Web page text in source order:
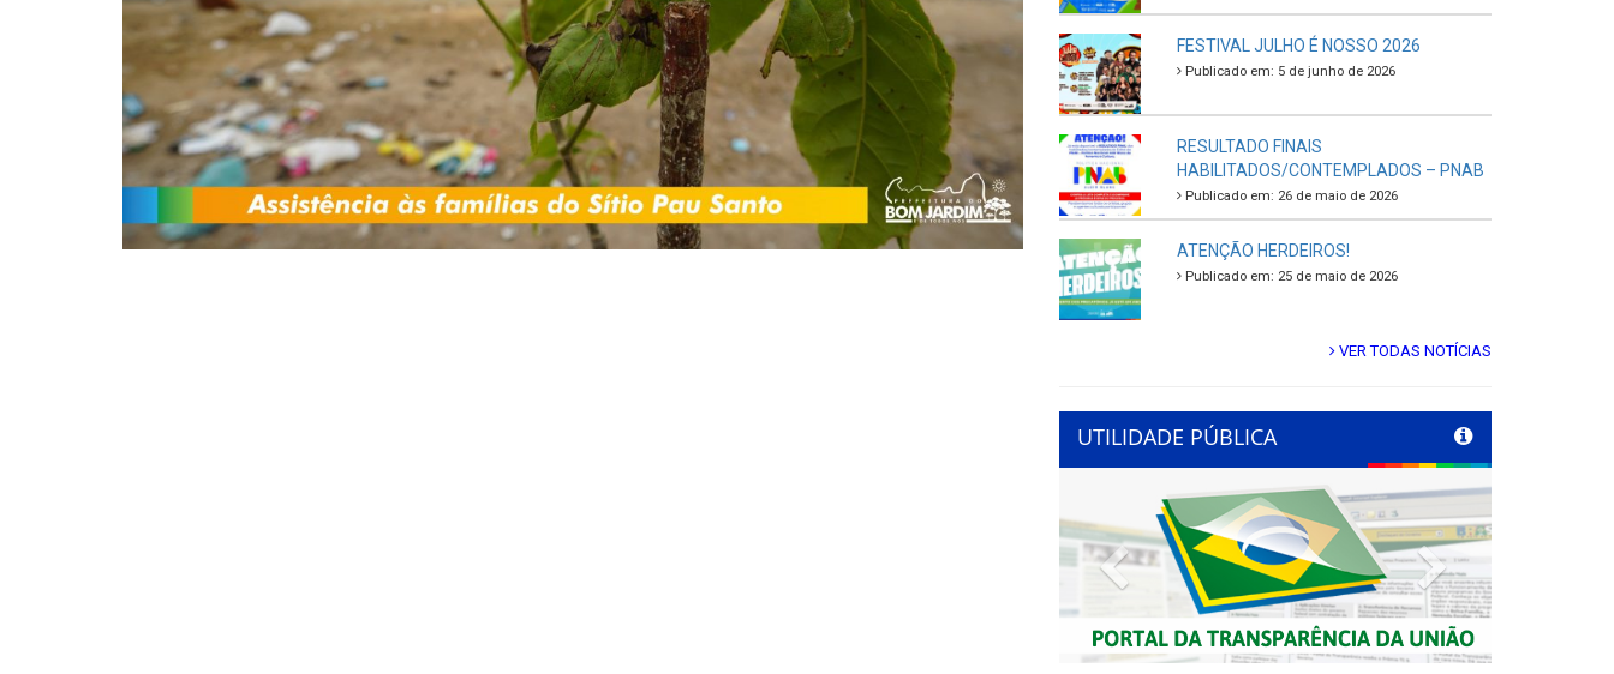
FESTIVAL JULHO É NOSSO 2026
Publicado em: 5 de junho de 2026
RESULTADO FINAIS
HABILITADOS/CONTEMPLADOS – PNAB
Publicado em: 26 de maio de 2026
ATENÇÃO HERDEIROS!
Publicado em: 25 de maio de 2026
VER TODAS NOTÍCIAS
UTILIDADE PÚBLICA
Previous Next